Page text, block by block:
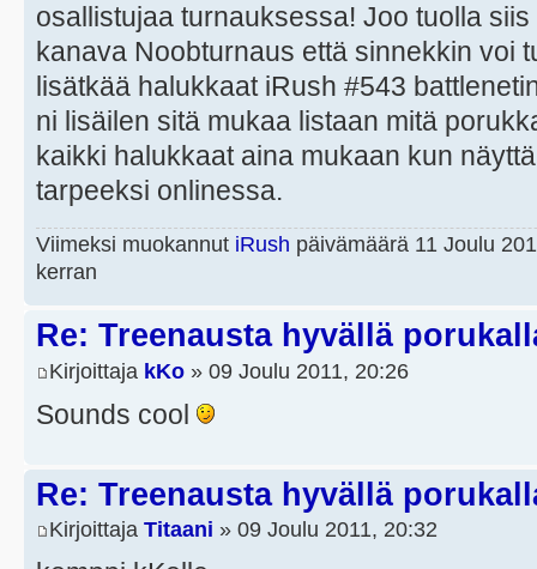
osallistujaa turnauksessa! Joo tuolla
kanava Noobturnaus että sinnekkin voi
lisätkää halukkaat iRush #543
ni lisäilen sitä mukaa listaan mitä
kaikki halukkaat aina mukaan kun
tarpeeksi onlinessa.
Viimeksi muokannut iRush päivämäärä 11 Joulu
kerran
Re: Treenausta hyvällä
Kirjoittaja kKo » 09 Joulu 2011, 20:26
Sounds cool
Re: Treenausta hyvällä
Kirjoittaja Titaani » 09 Joulu 2011, 20:32